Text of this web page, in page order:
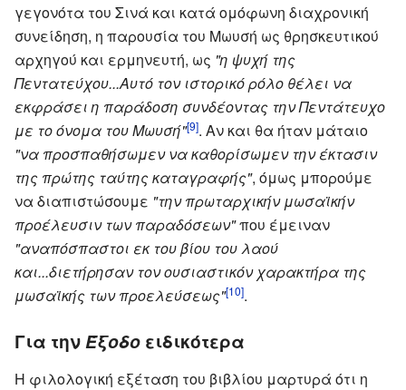
γεγονότα του Σινά και κατά ομόφωνη διαχρονική
συνείδηση, η παρουσία του Μωυσή ως θρησκευτικού
αρχηγού και ερμηνευτή, ως "η ψυχή της
Πεντατεύχου...Αυτό τον ιστορικό ρόλο θέλει να
εκφράσει η παράδοση συνδέοντας την Πεντάτευχο
με το όνομα του Μωυσή"[9]. Αν και θα ήταν μάταιο
"να προσπαθήσωμεν να καθορίσωμεν την έκτασιν
της πρώτης ταύτης καταγραφής", όμως μπορούμε
να διαπιστώσουμε "την πρωταρχικήν μωσαϊκήν
προέλευσιν των παραδόσεων"που έμειναν
"αναπόσπαστοι εκ του βίου του λαού
και...διετήρησαν τον ουσιαστικόν χαρακτήρα της
μωσαϊκής των προελεύσεως"[10].
Για τηνΈξοδο ειδικότερα
Η φιλολογική εξέταση του βιβλίου μαρτυρά ότι η